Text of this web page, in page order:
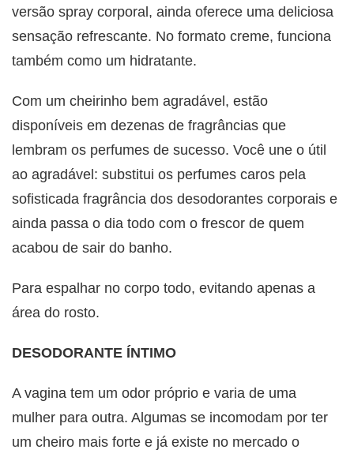
versão spray corporal, ainda oferece uma deliciosa
sensação refrescante. No formato creme, funciona
também como um hidratante.
Com um cheirinho bem agradável, estão
disponíveis em dezenas de fragrâncias que
lembram os perfumes de sucesso. Você une o útil
ao agradável: substitui os perfumes caros pela
sofisticada fragrância dos desodorantes corporais e
ainda passa o dia todo com o frescor de quem
acabou de sair do banho.
Para espalhar no corpo todo, evitando apenas a
área do rosto.
DESODORANTE ÍNTIMO
A vagina tem um odor próprio e varia de uma
mulher para outra. Algumas se incomodam por ter
um cheiro mais forte e já existe no mercado o